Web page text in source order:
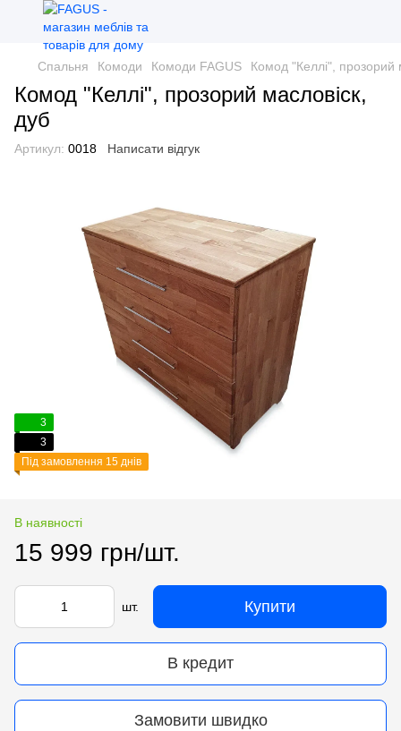
Спальня Комоди Комоди FAGUS Комод "Келлі", прозорий
Комод "Келлі", прозорий масловіск,
дуб
Артикул: 0018 Написати відгук
3
3
Під замовлення 15 днів
В наявності
15 999 грн/шт.
шт. Купити
В кредит
Замовити швидко